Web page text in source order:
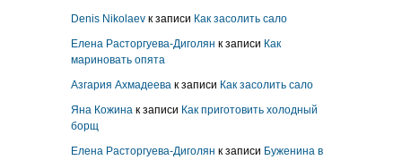
Denis Nikolaev к записи Как засолить сало
Елена Расторгуева-Диголян к записи Как
мариновать опята
Азгария Ахмадеева к записи Как засолить сало
Яна Кожина к записи Как приготовить холодный
борщ
Елена Расторгуева-Диголян к записи Буженина в